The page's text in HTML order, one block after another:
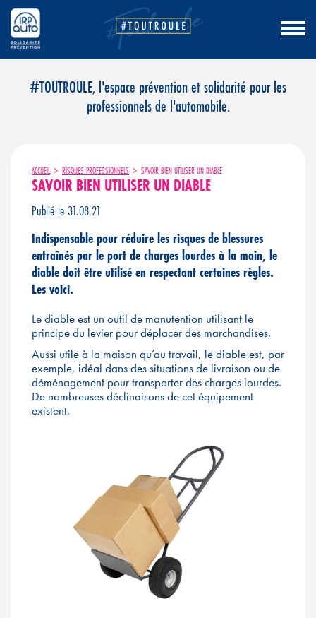
#TOUTROULE, l'espace prévention et solidarité pour les
professionnels de l'automobile.
ACCUEIL > RISQUES PROFESSIONNELS > SAVOIR BIEN UTILISER UN DIABLE
SAVOIR BIEN UTILISER UN DIABLE
Publié le 31.08.21
Indispensable pour réduire les risques de blessures
entraînés par le port de charges lourdes à la main, le
diable doit être utilisé en respectant certaines règles.
Les voici.
Le diable est un outil de manutention utilisant le
principe du levier pour déplacer des marchandises.
Aussi utile à la maison qu’au travail, le diable est, par
exemple, idéal dans des situations de livraison ou de
déménagement pour transporter des charges lourdes.
De nombreuses déclinaisons de cet équipement
existent.